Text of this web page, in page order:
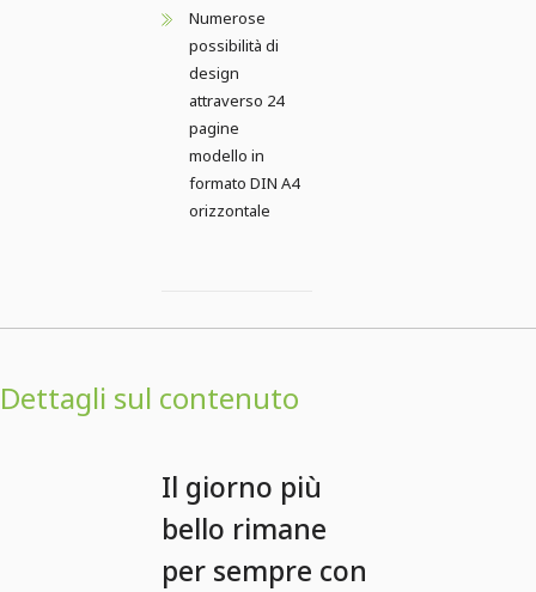
Numerose
possibilità di
design
attraverso 24
pagine
modello in
formato DIN A4
orizzontale
Dettagli sul contenuto
Il giorno più
bello rimane
per sempre con